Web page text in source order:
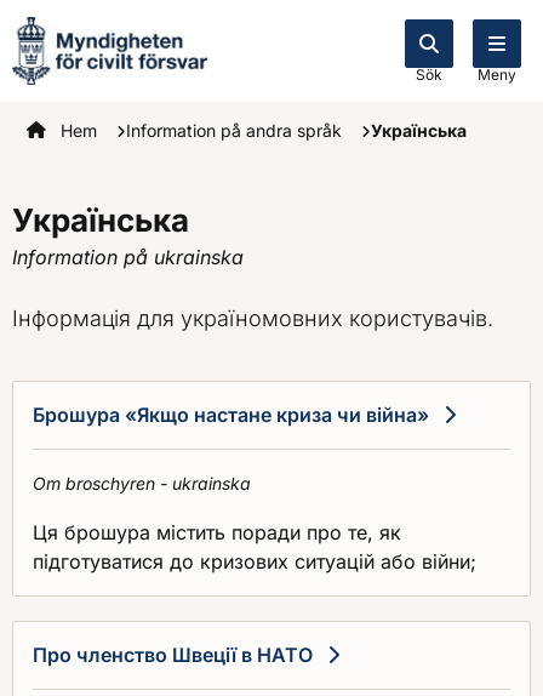
Sök Meny
Startsidan
Hem Information på andra språk Українська
Українська
Information på ukrainska
Інформація для україномовних користувачів.
Брошура «Якщо настане криза чи війна»
Om broschyren - ukrainska
Ця брошура містить поради про те, як
підготуватися до кризових ситуацій або війни;
Про членство Швеції в НАТО